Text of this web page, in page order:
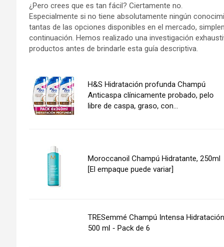
¿Pero crees que es tan fácil? Ciertamente no.
Especialmente si no tiene absolutamente ningún
tantas de las opciones disponibles en el mercado,
continuación. Hemos realizado una investigación
productos antes de brindarle esta guía descriptiva.
H&S Hidratación profunda Champú
Anticaspa clínicamente probado, pelo
libre de caspa, graso, con...
Moroccanoil Champú Hidratante, 250ml
[El empaque puede variar]
TRESemmé Champú Intensa Hidratación
500 ml - Pack de 6